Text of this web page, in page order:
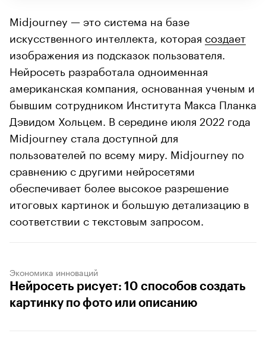
Midjourney — это система на базе
искусственного интеллекта, которая создает
изображения из подсказок пользователя.
Нейросеть разработала одноименная
американская компания, основанная ученым и
бывшим сотрудником Института Макса Планка
Дэвидом Хольцем. В середине июля 2022 года
Midjourney стала доступной для
пользователей по всему миру. Midjourney по
сравнению с другими нейросетями
обеспечивает более высокое разрешение
итоговых картинок и большую детализацию в
соответствии с текстовым запросом.
Экономика инноваций
Нейросеть рисует: 10 способов создать
картинку по фото или описанию